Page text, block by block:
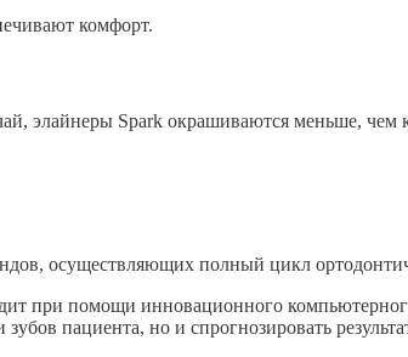
комфорт.
элайнеры Spark окрашиваются меньше, чем
осуществляющих полный цикл
при помощи инновационного
пациента, но и спрогнозировать